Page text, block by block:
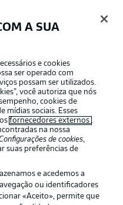
A SUA
e cookies
ser operado com
possam ser utilizados.
você autoriza que nós
cookies de
mídias sociais. Esses
fornecedores externos .
na nossa
de cookies,
suas preferências de
e acedemos a
ou identificadores
«Aceito», permite que